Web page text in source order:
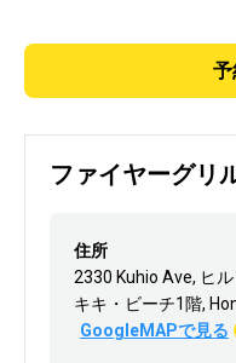
予
ファイヤーグリ
住所
2330 Kuhio Ave, ヒ
キキ・ビーチ1階,
GoogleMAPで見る